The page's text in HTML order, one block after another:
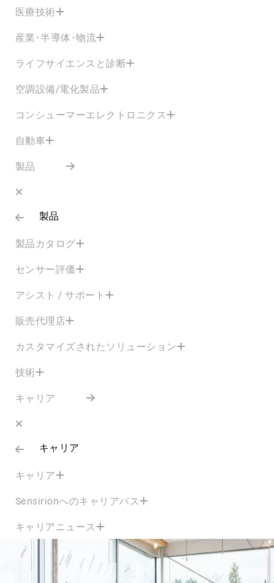
医療技術
産業･半導体･物流
ライフサイエンスと診断
空調設備/電化製品
コンシューマーエレクトロニクス
自動車
製品
製品
製品カタログ
センサー評価
アシスト / サポート
販売代理店
カスタマイズされたソリューション
技術
キャリア
キャリア
キャリア
Sensirionへのキャリアパス
キャリアニュース